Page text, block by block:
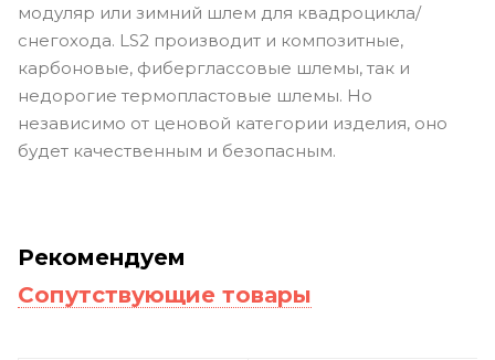
модуляр или зимний шлем для квадроцикла/
снегохода. LS2 производит и композитные,
карбоновые, фиберглассовые шлемы, так и
недорогие термопластовые шлемы. Но
независимо от ценовой категории изделия, оно
будет качественным и безопасным.
Рекомендуем
Сопутствующие товары